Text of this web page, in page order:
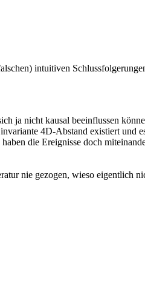
intuitiven
ja nicht kausal beeinflussen
4D-Abstand existiert
die Ereignisse doch
nie gezogen, wieso eigentlich